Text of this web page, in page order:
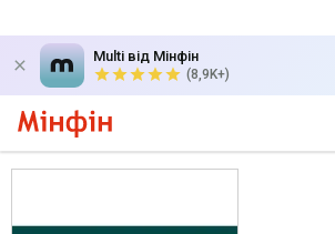
Multi від Мінфін
(8,9K+)